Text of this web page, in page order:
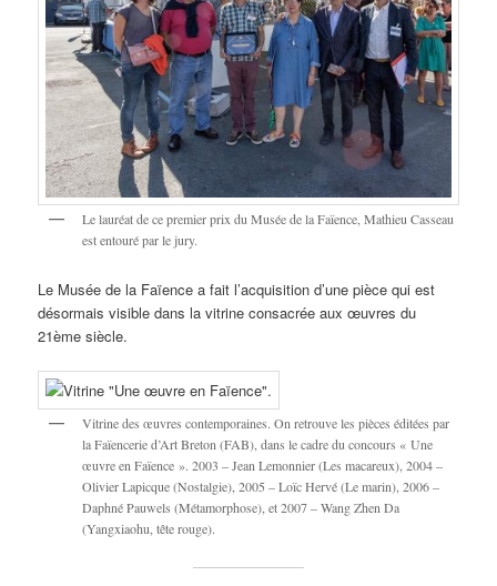
Le lauréat de ce premier prix du Musée de la Faïence, Mathieu Casseau
est entouré par le jury.
Le Musée de la Faïence a fait l’acquisition d’une pièce qui est
désormais visible dans la vitrine consacrée aux œuvres du
21ème siècle.
Vitrine des œuvres contemporaines. On retrouve les pièces éditées par
la Faïencerie d’Art Breton (FAB), dans le cadre du concours « Une
œuvre en Faïence ». 2003 – Jean Lemonnier (Les macareux), 2004 –
Olivier Lapicque (Nostalgie), 2005 – Loïc Hervé (Le marin), 2006 –
Daphné Pauwels (Métamorphose), et 2007 – Wang Zhen Da
(Yangxiaohu, tête rouge).